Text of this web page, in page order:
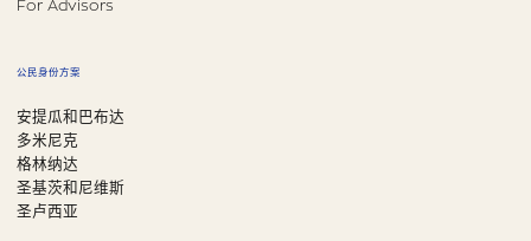
For Advisors
公民身份方案
安提瓜和巴布达
多米尼克
格林纳达
圣基茨和尼维斯
圣卢西亚